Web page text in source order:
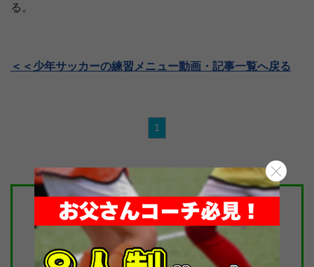
る。
＜＜少年サッカーの練習メニュー動画・記事一覧へ戻る
1
サカイク公式LINE
＼＼友だち募集中／／
子どもを伸ばす親の心得を配信中！